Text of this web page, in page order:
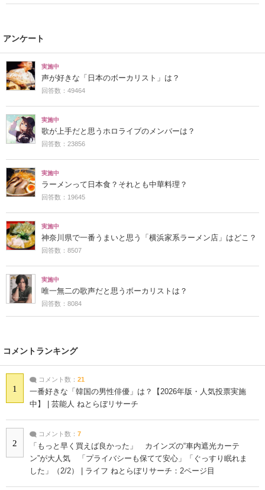
アンケート
実施中
声が好きな「日本のボーカリスト」は？
回答数：49464
実施中
歌が上手だと思うホロライブのメンバーは？
回答数：23856
実施中
ラーメンって日本食？それとも中華料理？
回答数：19645
実施中
神奈川県で一番うまいと思う「横浜家系ラーメン店」はどこ？
回答数：8507
実施中
唯一無二の歌声だと思うボーカリストは？
回答数：8084
コメントランキング
1
コメント数： 21
一番好きな「韓国の男性俳優」は？【2026年版・人気投票実施
中】 | 芸能人 ねとらぼリサーチ
2
コメント数： 7
「もっと早く買えば良かった」 カインズの“車内遮光カーテ
ン”が大人気 「プライバシーも保てて安心」「ぐっすり眠れま
した」（2/2） | ライフ ねとらぼリサーチ：2ページ目